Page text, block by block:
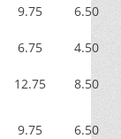
9.75 6.50
6.75 4.50
12.75 8.50
9.75 6.50